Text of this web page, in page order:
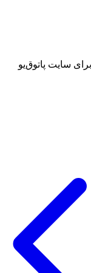
سایت پاتوق‌یو